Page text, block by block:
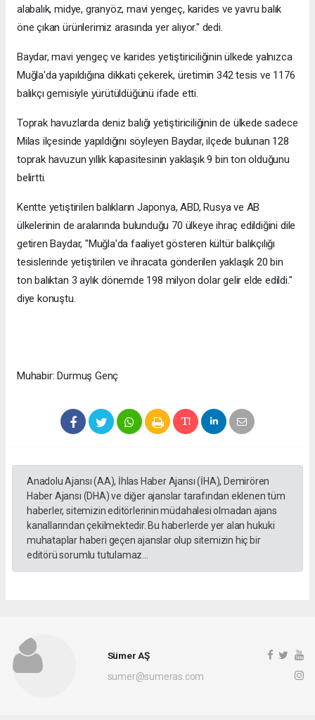
alabalık, midye, granyöz, mavi yengeç, karides ve yavru balık
öne çıkan ürünlerimiz arasında yer alıyor." dedi.
Baydar, mavi yengeç ve karides yetiştiriciliğinin ülkede yalnızca
Muğla'da yapıldığına dikkati çekerek, üretimin 342 tesis ve 1176
balıkçı gemisiyle yürütüldüğünü ifade etti.
Toprak havuzlarda deniz balığı yetiştiriciliğinin de ülkede sadece
Milas ilçesinde yapıldığını söyleyen Baydar, ilçede bulunan 128
toprak havuzun yıllık kapasitesinin yaklaşık 9 bin ton olduğunu
belirtti.
Kentte yetiştirilen balıkların Japonya, ABD, Rusya ve AB
ülkelerinin de aralarında bulunduğu 70 ülkeye ihraç edildiğini dile
getiren Baydar, "Muğla'da faaliyet gösteren kültür balıkçılığı
tesislerinde yetiştirilen ve ihracata gönderilen yaklaşık 20 bin
ton balıktan 3 aylık dönemde 198 milyon dolar gelir elde edildi."
diye konuştu.
Muhabir: Durmuş Genç
Anadolu Ajansı (AA), İhlas Haber Ajansı (İHA), Demirören
Haber Ajansı (DHA) ve diğer ajanslar tarafından eklenen tüm
haberler, sitemizin editörlerinin müdahalesi olmadan ajans
kanallarından çekilmektedir. Bu haberlerde yer alan hukuki
muhataplar haberi geçen ajanslar olup sitemizin hiç bir
editörü sorumlu tutulamaz...
Sümer AŞ
sumer@sumeras.com